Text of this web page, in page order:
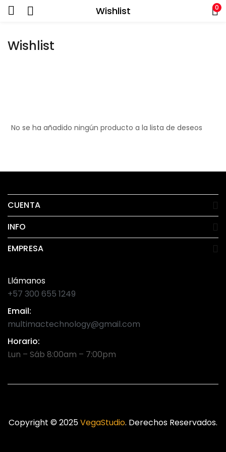
Wishlist 0
Wishlist
No se ha añadido ningún producto a la lista de deseos
CUENTA
INFO
EMPRESA
Llámanos
+57 300 655 1249
Email:
multimactechnology@gmail.com
Horario:
Lun – Sáb 8:00am – 7:00pm
Copyright © 2025VegaStudio. Derechos Reservados.